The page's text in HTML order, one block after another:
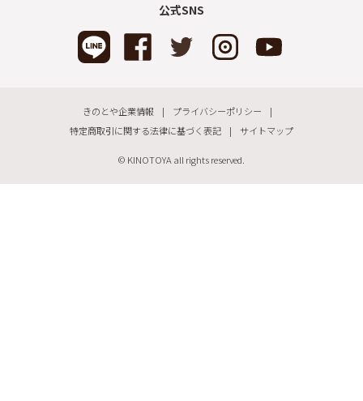
公式SNS
きのとや企業情報
プライバシーポリシー
特定商取引に関する法律に基づく表記
サイトマップ
© KINOTOYA all rights reserved.